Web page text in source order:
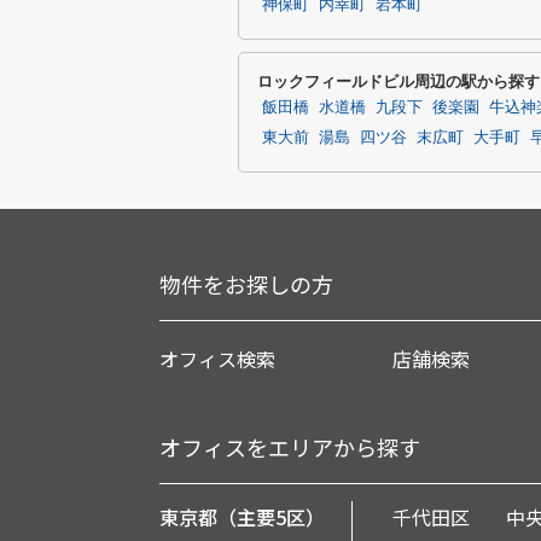
神保町 内幸町 岩本町
ロックフィールドビル周辺の駅から探す
飯田橋 水道橋 九段下 後楽園
牛込神
東大前 湯島 四ツ谷 末広町 大手町
物件をお探しの方
オフィス検索 店舗検索
オフィスをエリアから探す
東京都（主要5区） 千代田区 中